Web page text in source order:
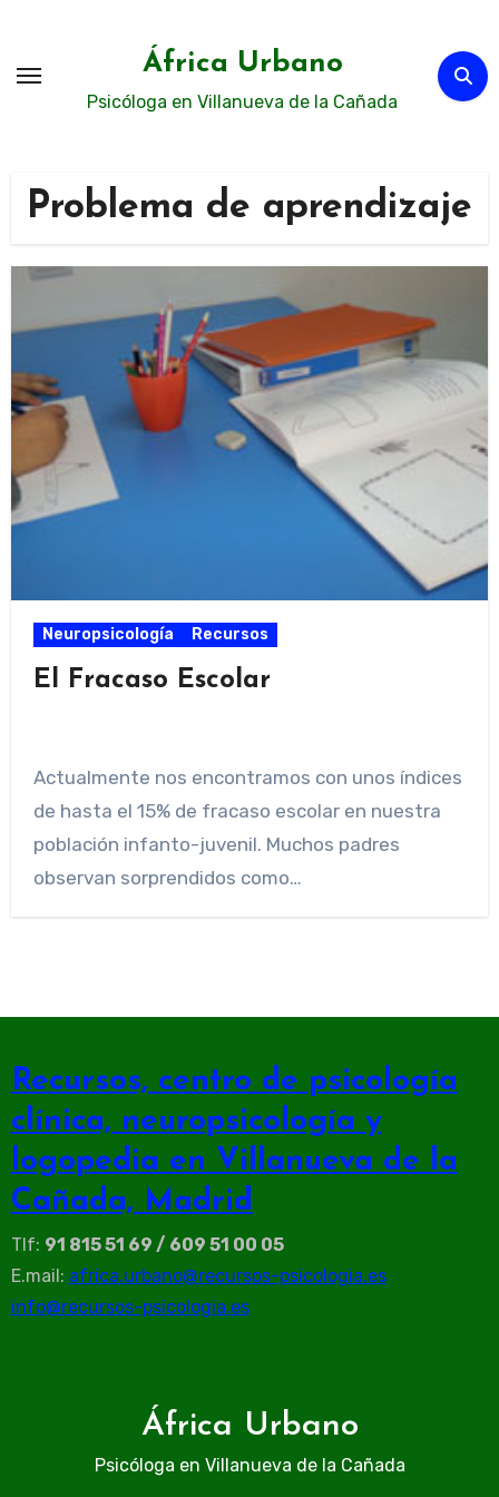
contenido
África Urbano
Psicóloga en Villanueva de la Cañada
Problema de aprendizaje
Neuropsicología Recursos
El Fracaso Escolar
Actualmente nos encontramos con unos índices
de hasta el 15% de fracaso escolar en nuestra
población infanto-juvenil. Muchos padres
observan sorprendidos como…
Recursos, centro de psicología
clínica, neuropsicología y
logopedia en Villanueva de la
Cañada, Madrid
Tlf: 91 815 51 69 / 609 51 00 05
E.mail: africa.urbano@recursos-psicologia.es
info@recursos-psicologia.es
África Urbano
Psicóloga en Villanueva de la Cañada